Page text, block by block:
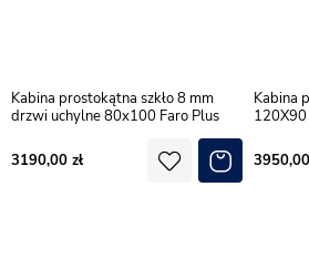
Kabina prostokątna szkło 8 mm
drzwi uchylne 80x100 Faro Plus
3190,00
Kabina prostokątna trójścienna
120X90
3950,00